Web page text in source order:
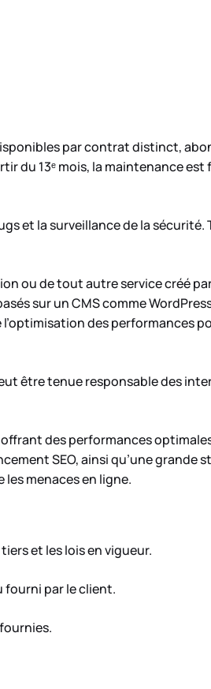
par contrat distinct,
du 13ᵉ mois, la maintenance
et la surveillance de la
ou de tout autre service créé
sur un CMS comme
des performances
être tenue responsable des
des performances
SEO, ainsi qu’une grande
menaces en ligne.
et les lois en vigueur.
fourni par le client.